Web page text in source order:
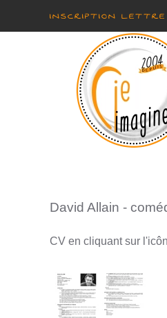
Accéder au contenu
INSCRIPTION
David Allain -
CV en cliquant sur